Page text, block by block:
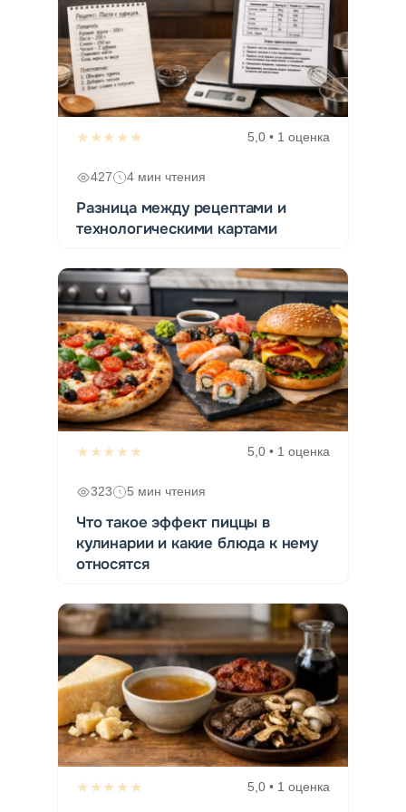
★★★★★ 5,0 • 1 оценка
427 4 мин чтения
Разница между рецептами и
технологическими картами
★★★★★ 5,0 • 1 оценка
323 5 мин чтения
Что такое эффект пиццы в
кулинарии и какие блюда к нему
относятся
★★★★★ 5,0 • 1 оценка